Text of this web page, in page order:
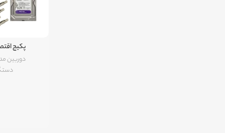
پکیج اقتصادی ۴ دوربین
دوربین